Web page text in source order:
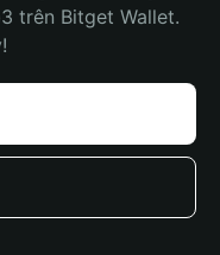
trên Bitget Wallet.